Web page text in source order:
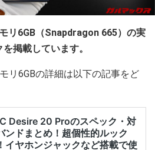
リ6GB（Snapdragon 665）の実
掲載しています。
リ6GBの詳細は以下の記事をど